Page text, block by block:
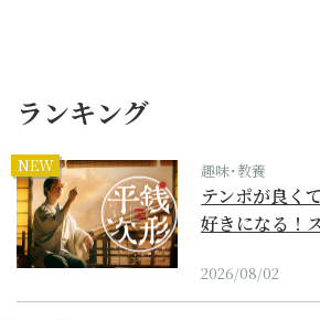
ランキング
NEW 趣味･教養
テンポが良く
好きになる！
2026/08/02